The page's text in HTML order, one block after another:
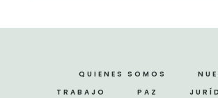
QUIENES SOMOS
TRABAJO
PAZ